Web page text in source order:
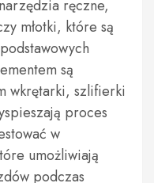
ręczne,
młotki, które są
są
wkrętarki, szlifierki
proces
w
umożliwiają
podczas